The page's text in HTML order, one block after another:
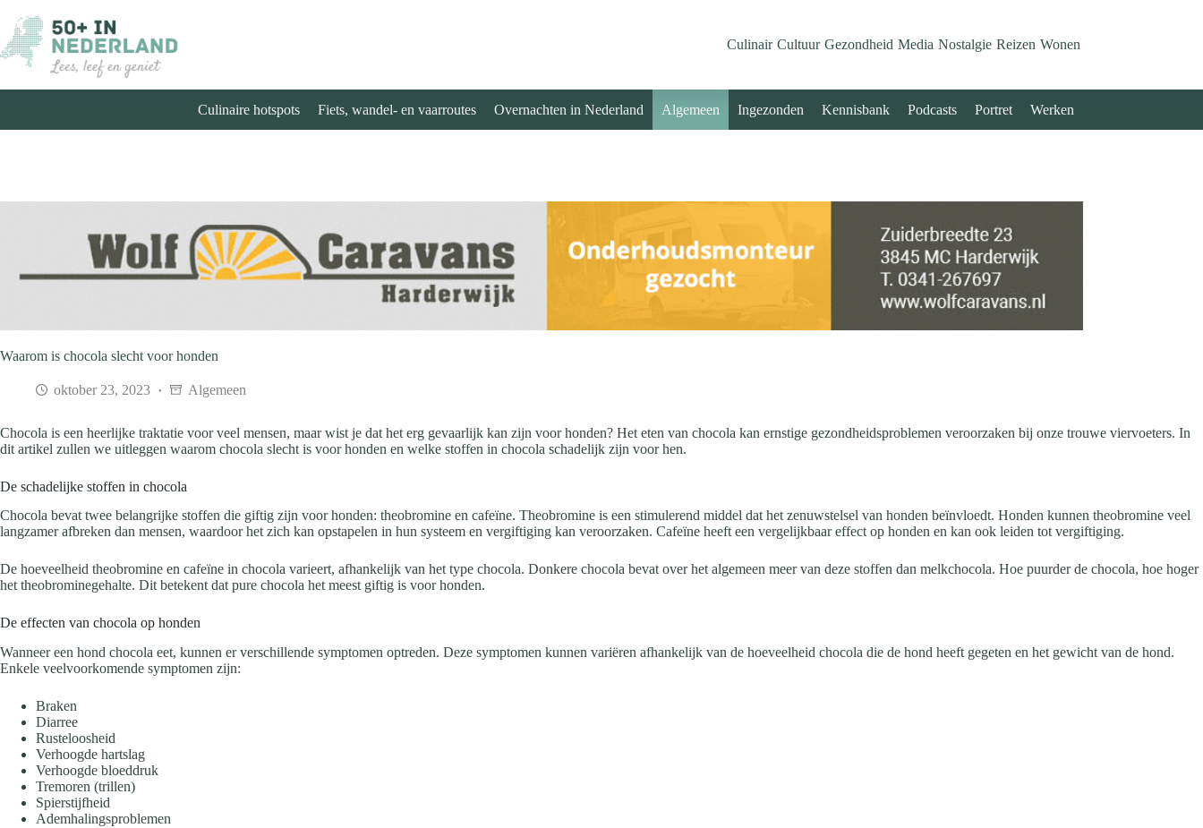
naar
de
inhoud
Culinair Cultuur Gezondheid Media Nostalgie Reizen Wonen
Culinaire hotspots Fiets, wandel- en vaarroutes Overnachten in Nederland Algemeen Ingezonden Kennisbank Podcasts Portret Werken
Waarom is chocola slecht voor honden
oktober 23, 2023 Algemeen
Chocola is een heerlijke traktatie voor veel mensen, maar wist je dat het erg gevaarlijk kan zijn voor honden? Het eten van chocola kan ernstige gezondheidsproblemen veroorzaken bij onze trouwe viervoeters. In
dit artikel zullen we uitleggen waarom chocola slecht is voor honden en welke stoffen in chocola schadelijk zijn voor hen.
De schadelijke stoffen in chocola
Chocola bevat twee belangrijke stoffen die giftig zijn voor honden: theobromine en cafeïne. Theobromine is een stimulerend middel dat het zenuwstelsel van honden beïnvloedt. Honden kunnen theobromine veel
langzamer afbreken dan mensen, waardoor het zich kan opstapelen in hun systeem en vergiftiging kan veroorzaken. Cafeïne heeft een vergelijkbaar effect op honden en kan ook leiden tot vergiftiging.
De hoeveelheid theobromine en cafeïne in chocola varieert, afhankelijk van het type chocola. Donkere chocola bevat over het algemeen meer van deze stoffen dan melkchocola. Hoe puurder de chocola, hoe hoger
het theobrominegehalte. Dit betekent dat pure chocola het meest giftig is voor honden.
De effecten van chocola op honden
Wanneer een hond chocola eet, kunnen er verschillende symptomen optreden. Deze symptomen kunnen variëren afhankelijk van de hoeveelheid chocola die de hond heeft gegeten en het gewicht van de hond.
Enkele veelvoorkomende symptomen zijn:
Braken
Diarree
Rusteloosheid
Verhoogde hartslag
Verhoogde bloeddruk
Tremoren (trillen)
Spierstijfheid
Ademhalingsproblemen